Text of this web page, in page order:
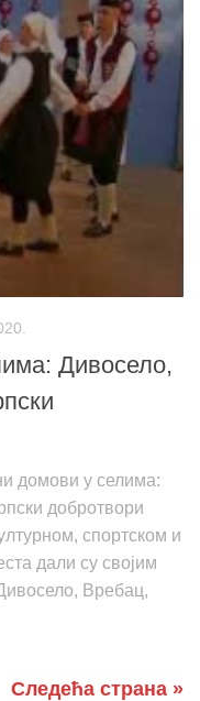
Дивосело,
домови у селима:
добротвори
спортском и
дали су својим
Вребац,
Следећа страна »